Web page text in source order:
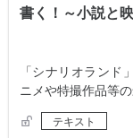
書く！～小説と
「シナリオランド
ニメや特撮作品等
テキスト